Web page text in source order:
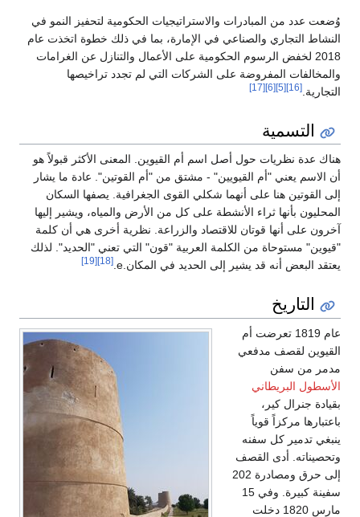
وُضعت عدد من المبادرات والاستراتيجيات الحكومية لتحفيز النمو في
النشاط التجاري والصناعي في الإمارة، بما في ذلك خطوة اتخذت عام
2018 لخفض الرسوم الحكومية على الأعمال والتنازل عن الغرامات
والمخالفات المفروضة على الشركات التي لم تجدد تراخيصها
التجارية. [16]
[5]
[6]
[17]
التسمية
هناك عدة نظريات حول أصل اسم أم القيوين. المعنى الأكثر قبولاً هو
أن الاسم يعني "أم القيويين" - مشتق من "أم القوتين". عادة ما يشار
إلى القوتين هنا على أنهما شكلي القوى الجغرافية. يصفها السكان
المحليون بأنها ثراء الأنشطة على كل من الأرض والمياه، ويشير إليها
آخرون على أنها قوتان للاقتصاد والزراعة. نظرية أخرى هي أن كلمة
"قيوين" مستوحاة من الكلمة العربية "قون" التي تعني "الحديد". لذلك
يعتقد البعض أنه قد يشير إلى الحديد في المكان.e.
[18]
[19]
التاريخ
عام 1819 تعرضت أم
القيوين لقصف مدفعي
مدمر من سفن
الأسطول البريطاني
بقيادة جنرال كير،
باعتبارها مركزاً قوياً
ينبغي تدمير كل سفنه
وتحصيناته. أدى القصف
إلى حرق ومصادرة 202
سفينة كبيرة. وفي 15
مارس 1820 دخلت